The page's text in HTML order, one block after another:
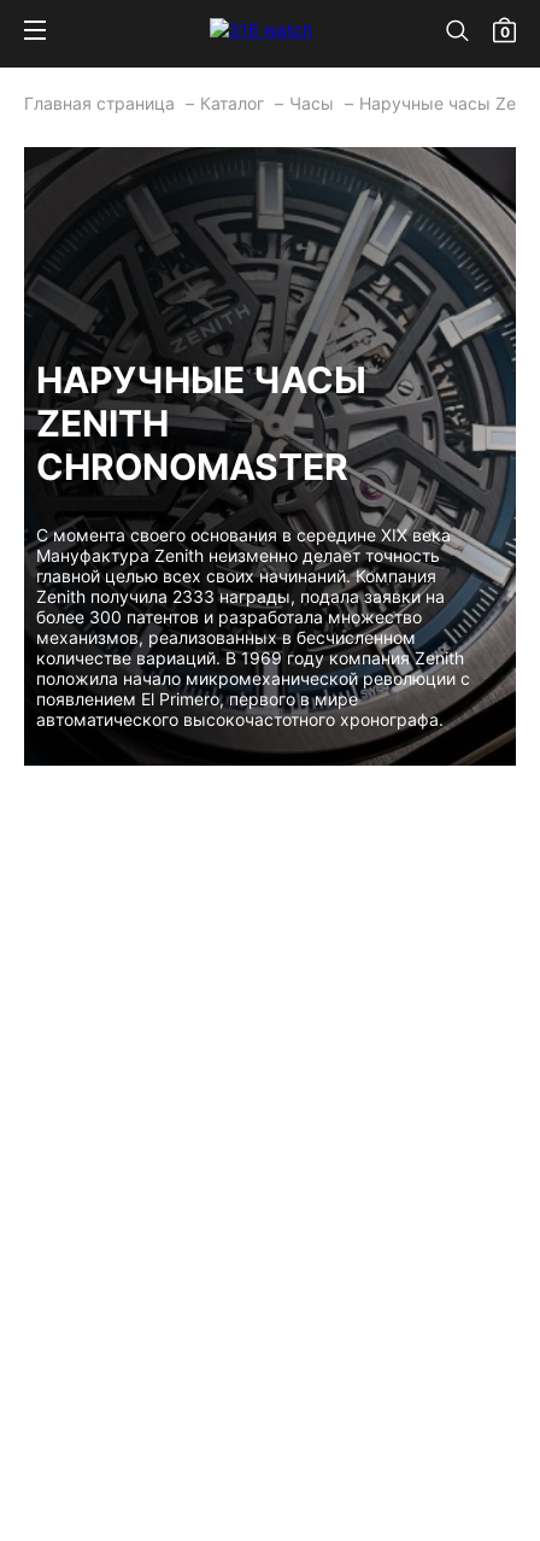
0
Главная страница Каталог Часы Наручные часы
НАРУЧНЫЕ ЧАСЫ
ZENITH
CHRONOMASTER
С момента своего основания в середине XIX века
Мануфактура Zenith неизменно делает точность
главной целью всех своих начинаний. Компания
Zenith получила 2333 награды, подала заявки на
более 300 патентов и разработала множество
механизмов, реализованных в бесчисленном
количестве вариаций. В 1969 году компания Zenith
положила начало микромеханической революции с
появлением El Primero, первого в мире
автоматического высокочастотного хронографа.